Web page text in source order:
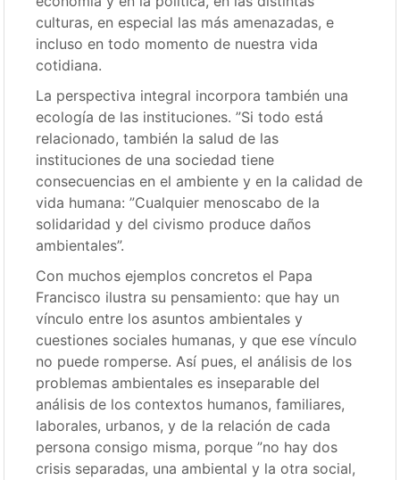
culturas, en especial las más amenazadas, e
incluso en todo momento de nuestra vida
cotidiana.
La perspectiva integral incorpora también una
ecología de las instituciones. ”Si todo está
relacionado, también la salud de las
instituciones de una sociedad tiene
consecuencias en el ambiente y en la calidad de
vida humana: ”Cualquier menoscabo de la
solidaridad y del civismo produce daños
ambientales”.
Con muchos ejemplos concretos el Papa
Francisco ilustra su pensamiento: que hay un
vínculo entre los asuntos ambientales y
cuestiones sociales humanas, y que ese vínculo
no puede romperse. Así pues, el análisis de los
problemas ambientales es inseparable del
análisis de los contextos humanos, familiares,
laborales, urbanos, y de la relación de cada
persona consigo misma, porque ”no hay dos
crisis separadas, una ambiental y la otra social,